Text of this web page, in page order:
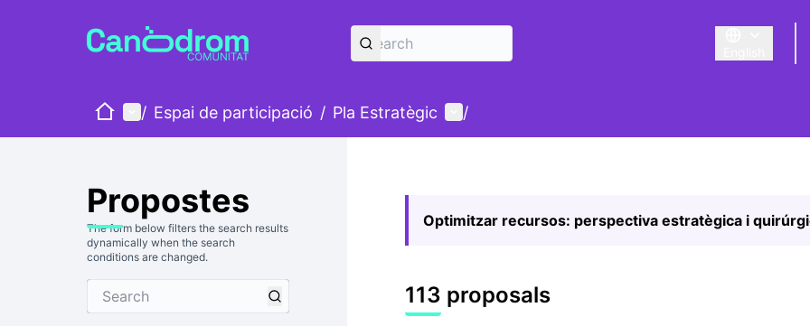
Triar la llengua
HomeMain menu
/ Espai de participació / Pla Estratègic User menu
/
Propostes
The form below filters the search results
dynamically when the search
conditions are changed.
Optimitzar recursos: perspectiva estratègica i
113 proposals